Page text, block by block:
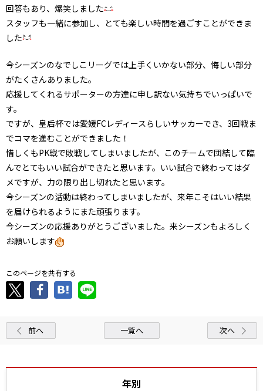
回答もあり、爆笑しました
スタッフも一緒に参加し、とても楽しい時間を過ごすことができま
した
今シーズンのなでしこリーグでは上手くいかない部分、悔しい部分
がたくさんありました。
応援してくれるサポーターの方達に申し訳ない気持ちでいっぱいで
す。
ですが、皇后杯では愛媛FCレディースらしいサッカーでき、3回戦ま
でコマを進むことができました！
惜しくもPK戦で敗戦してしまいましたが、このチームで団結して臨
んでとてもいい試合ができたと思います。いい試合で終わってはダ
メですが、力の限り出し切れたと思います。
今シーズンの活動は終わってしまいましたが、来年こそはいい結果
を届けられるようにまた頑張ります。
今シーズンの応援ありがとうございました。来シーズンもよろしく
お願いします
このページを共有する
前へ 一覧へ 次へ
年別